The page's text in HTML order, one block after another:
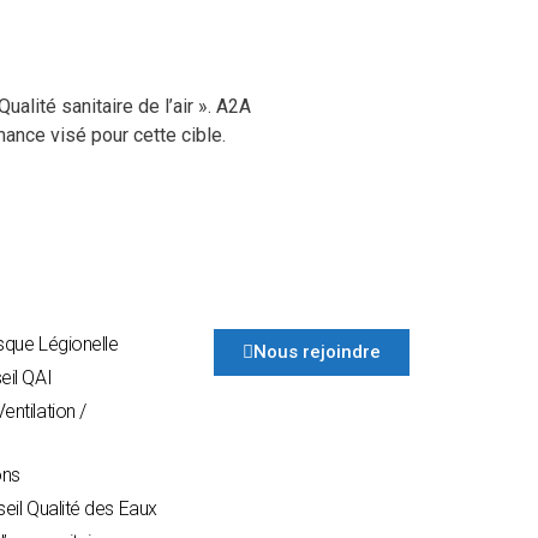
sanitaire de l’air ». A2A
visé pour cette cible.
Légionelle
QAI
/
Qualité des Eaux
Nous rejoindre